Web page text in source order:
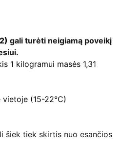
gali turėti neigiamą poveikį
1 kilogramui masės 1,31
(15-22°C)
šiek tiek skirtis nuo esančios